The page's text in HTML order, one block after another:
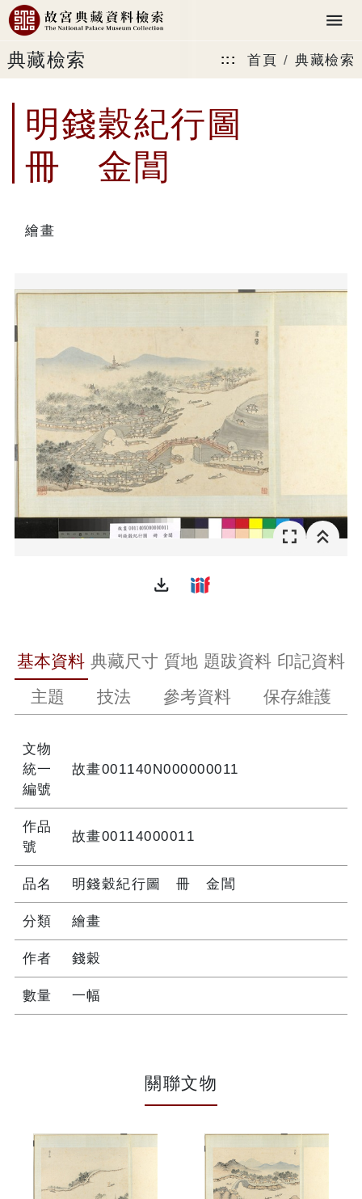
典藏檢索 ::: 首頁 典藏檢索
明錢穀紀行圖
冊 金閶
繪畫
file_download
基本資料 典藏尺寸 質地 題跋資料 印記資料
主題
技法 參考資料 保存維護
文物
統一
編號
故畫001140N000000011
作品
號
故畫00114000011
品名 明錢穀紀行圖 冊 金閶
分類 繪畫
作者 錢穀
數量 一幅
關聯文物